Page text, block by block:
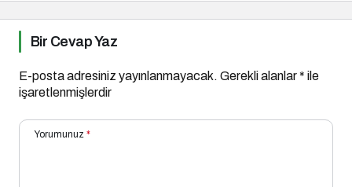
Bir Cevap Yaz
E-posta adresiniz yayınlanmayacak. Gerekli alanlar* ile
işaretlenmişlerdir
Yorumunuz *